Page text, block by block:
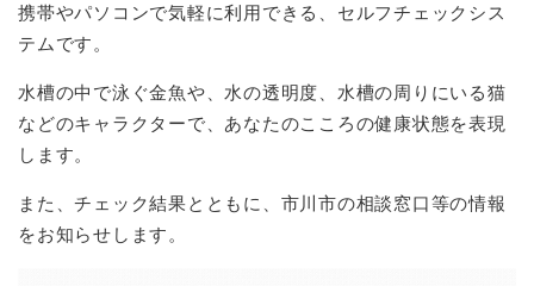
携帯やパソコンで気軽に利用できる、セルフチェックシス
テムです。
水槽の中で泳ぐ金魚や、水の透明度、水槽の周りにいる猫
などのキャラクターで、あなたのこころの健康状態を表現
します。
また、チェック結果とともに、市川市の相談窓口等の情報
をお知らせします。